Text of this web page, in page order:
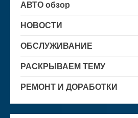
АВТО обзор
НОВОСТИ
ОБСЛУЖИВАНИЕ
РАСКРЫВАЕМ ТЕМУ
РЕМОНТ И ДОРАБОТКИ